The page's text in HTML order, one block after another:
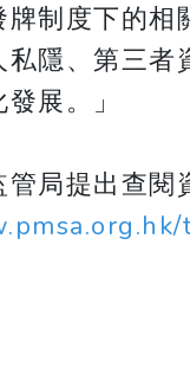
制度下的
隱、第三者
展。」
局提出查